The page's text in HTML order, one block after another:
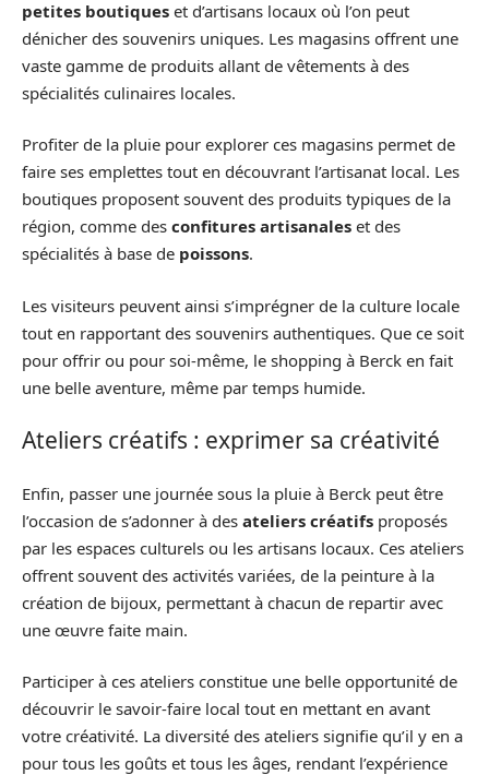
petites boutiques et d’artisans locaux où l’on peut
dénicher des souvenirs uniques. Les magasins offrent une
vaste gamme de produits allant de vêtements à des
spécialités culinaires locales.
Profiter de la pluie pour explorer ces magasins permet de
faire ses emplettes tout en découvrant l’artisanat local. Les
boutiques proposent souvent des produits typiques de la
région, comme des confitures artisanales et des
spécialités à base de poissons.
Les visiteurs peuvent ainsi s’imprégner de la culture locale
tout en rapportant des souvenirs authentiques. Que ce soit
pour offrir ou pour soi-même, le shopping à Berck en fait
une belle aventure, même par temps humide.
Ateliers créatifs : exprimer sa créativité
Enfin, passer une journée sous la pluie à Berck peut être
l’occasion de s’adonner à des ateliers créatifs proposés
par les espaces culturels ou les artisans locaux. Ces ateliers
offrent souvent des activités variées, de la peinture à la
création de bijoux, permettant à chacun de repartir avec
une œuvre faite main.
Participer à ces ateliers constitue une belle opportunité de
découvrir le savoir-faire local tout en mettant en avant
votre créativité. La diversité des ateliers signifie qu’il y en a
pour tous les goûts et tous les âges, rendant l’expérience